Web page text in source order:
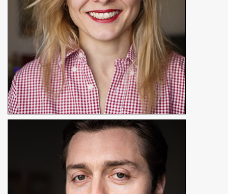
Simon Larvaron
Réalisateur, producteur, comédien
En détails